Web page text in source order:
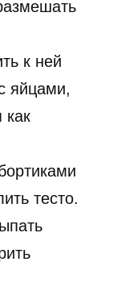
к ней
яйцами,
как
тесто.